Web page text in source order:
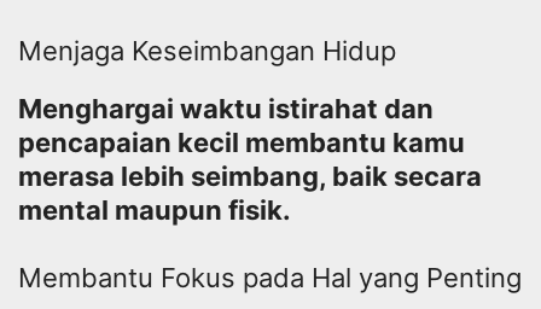
Menjaga Keseimbangan Hidup
Menghargai waktu istirahat dan
pencapaian kecil membantu kamu
merasa lebih seimbang, baik secara
mental maupun fisik.
Membantu Fokus pada Hal yang Penting